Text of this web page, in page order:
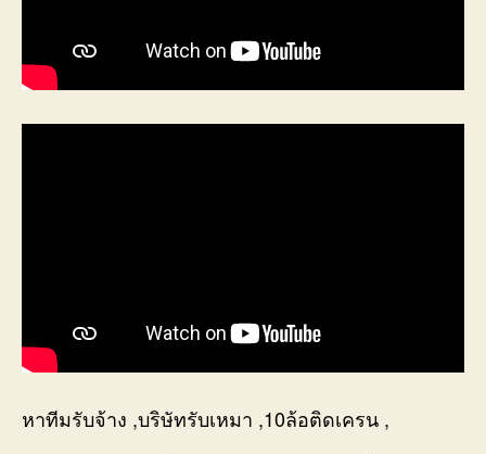
หาทีมรับจ้าง ,บริษัทรับเหมา ,10ล้อติดเครน ,